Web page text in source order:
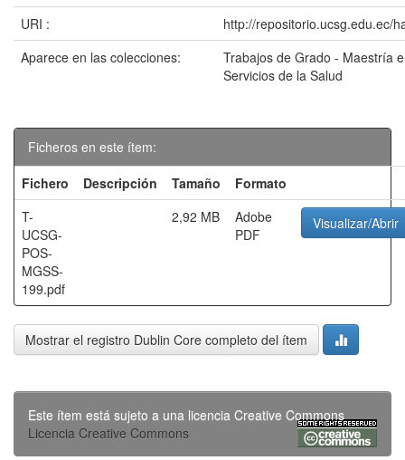
URI :
http://repositorio.ucsg.edu.ec/
Aparece en las colecciones:
Trabajos de Grado - Maestría
Servicios de la Salud
Ficheros en este ítem:
Fichero
Descripción Tamaño
Formato
T-
UCSG-
POS-
MGSS-
199.pdf
2,92 MB
Adobe
PDF
Visualizar/Abrir
Mostrar el registro Dublin Core completo del ítem
Este ítem está sujeto a una licencia Creative Commons
Licencia Creative Commons